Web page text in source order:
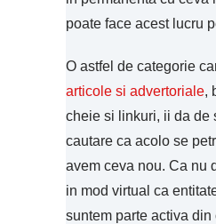
poate face acest lucru
O astfel de categorie
articole si advertoriale,
cheie si linkuri, ii da de
cautare ca acolo se
avem ceva nou. Ca nu
in mod virtual ca
suntem parte activa